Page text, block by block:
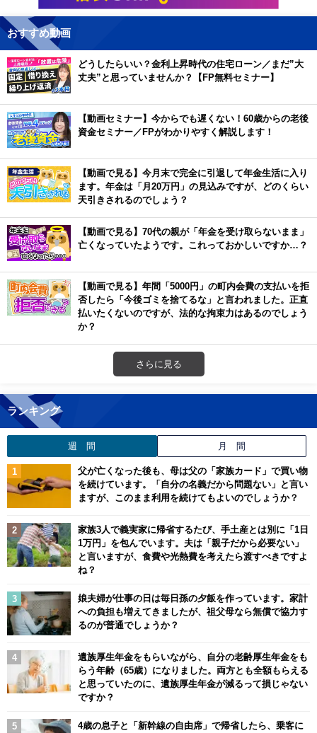
おすすめ動画
どうしたらいい？金利上昇時代の住宅ローン／まだ”大
丈夫”と思っていませんか？【FP無料セミナー】
【動画セミナー】今からでも遅くない！60歳からの老後
資金セミナー／FPがわかりやすく解説します！
【動画で見る】今月末で完全に引退して年金生活に入り
ます。年金は「月20万円」の見込みですが、どのくらい
天引きされるのでしょう？
【動画で見る】70代の親が「年金を受け取らないまま」
亡くなっていたようです。これっておかしいですか…？
【動画で見る】年間「5000円」の町内会費の支払いを拒
否したら「今後ゴミを捨てるな」と言われました。正直
払いたくないのですが、法的な拘束力はあるのでしょう
か？
さらに見る
ランキング
週 間 月 間
父が亡くなった後も、母は父の「家族カード」で買い物
を続けています。「自分の名義だから問題ない」と言い
ますが、このまま利用を続けてもよいのでしょうか？
家族3人で義実家に帰省するたび、手土産とは別に「1日
1万円」を包んでいます。夫は「親子だから必要ない」
と言いますが、食費や光熱費を考えたら渡すべきですよ
ね？
娘夫婦が仕事の日は毎日孫の夕飯を作っています。家計
への負担も増えてきましたが、祖父母なら無償で協力す
るのが普通でしょうか？
遺族厚生年金をもらいながら、自分の老齢厚生年金をも
らう年齢（65歳）になりました。両方とも全額もらえる
と思っていたのに、遺族厚生年金が減るって損じゃない
ですか？
4歳の息子と「新幹線の自由席」で帰省したら、乗客に